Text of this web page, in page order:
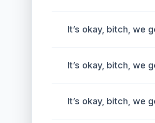
It’s okay, bitch, we
It’s okay, bitch, we
It’s okay, bitch, we